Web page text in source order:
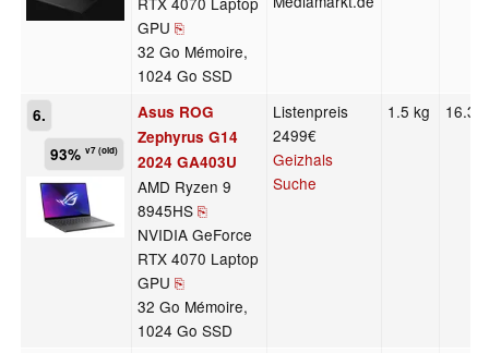
GPU ⎘
32 Go Mémoire,
1024 Go SSD
6.
93%v7 (old)
Asus ROG
Zephyrus G14
2024 GA403U
AMD Ryzen 9
8945HS ⎘
NVIDIA GeForce
RTX 4070 Laptop
GPU ⎘
32 Go Mémoire,
1024 Go SSD
Listenpreis
2499€
Geizhals
Suche
1.5 kg 16.3